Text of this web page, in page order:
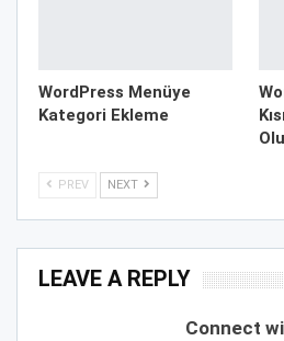
WordPress Menüye
Kategori Ekleme
PREV NEXT
LEAVE A REPLY
Connect